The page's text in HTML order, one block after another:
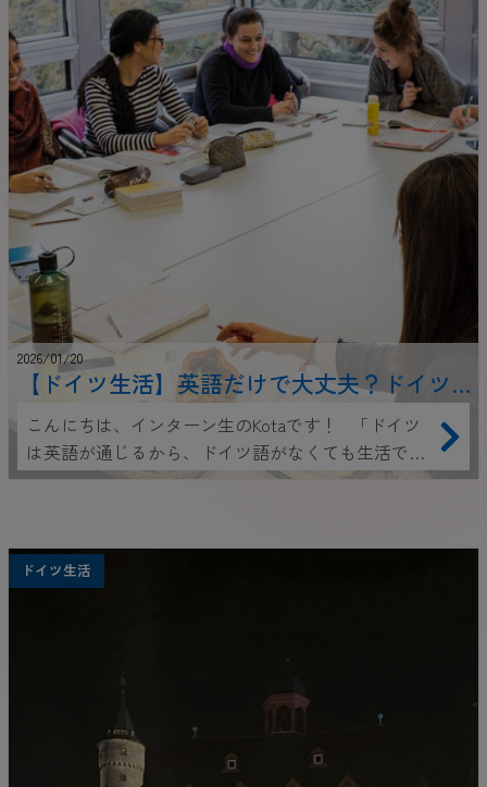
2026/01/20
【ドイツ生活】英語だけで大丈夫？ドイツ
語を学んだ方が良い5つの理由
こんにちは、インターン生のKotaです！ 「ドイツ
は英語が通じるから、ドイツ語がなくても生活でき
る」―――そう思っていませんか？ 確かに、ベルリ
ツ人は流暢な英語を話します。 しかし、実際にド
イツで暮らしてみると、ドイツ語が話せないとで困
イツ語の壁にぶつかった経験をお持ちの方も多いの
ではないでしょうか。 私自身もその１人です。英
語は話せるから大丈夫だろうと思ってドイツに来ま
したが、思っていた以上にドイツ語が必要な場面が
ドイツ生活